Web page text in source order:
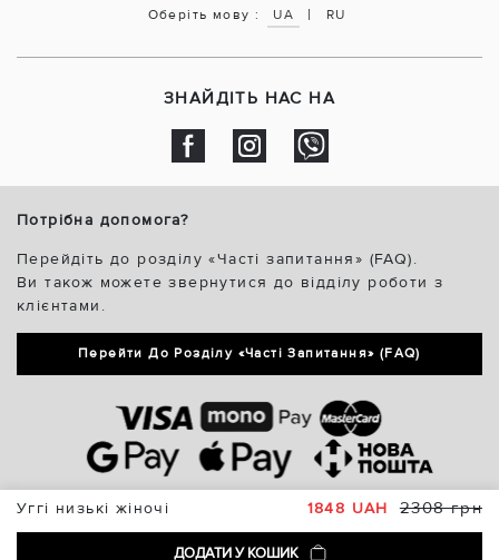
Уггі низькі жіночі 1848 UAH 2308 грн
ДОДАТИ У КОШИК
Оберіть мову : UA | RU
ЗНАЙДІТЬ НАС НА
Потрібна допомога?
Перейдіть до розділу «Часті запитання» (FAQ).
Ви також можете звернутися до відділу роботи з
клієнтами.
Перейти До Розділу «Часті Запитання» (FAQ)